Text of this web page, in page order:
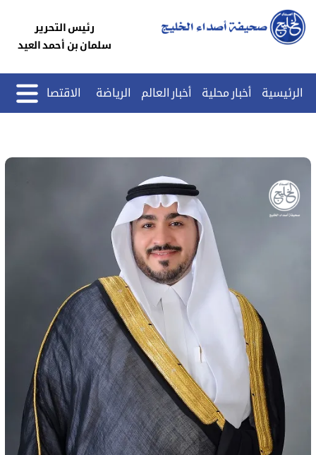
رئيس التحرير
سلمان بن أحمد العيد
الرئيسية أخبار محلية أخبار العالم الرياضة الاقتصاد